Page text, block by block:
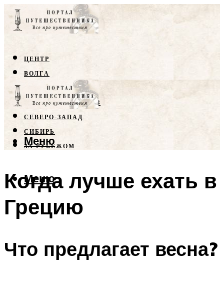
ЦЕНТР
ВОЛГА
КРЫМ
СЕВЕРНЫЙ КАВКАЗ
СЕВЕРО-ЗАПАД
СИБИРЬ
ЗА РУБЕЖОМ
Меню
Меню
Когда лучше ехать в
Грецию
Что предлагает весна?